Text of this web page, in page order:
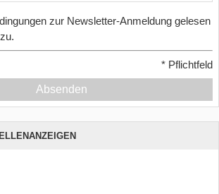
zur Newsletter-Anmeldung gelesen
* Pflichtfeld
Absenden